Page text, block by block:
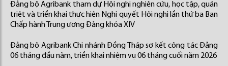
Đảng bộ Agribank tham dự Hội nghị nghiên cứu, học tập, quán
triệt và triển khai thực hiện Nghị quyết Hội nghị lần thứ ba Ban
Chấp hành Trung ương Đảng khóa XIV
Đảng bộ Agribank Chi nhánh Đồng Tháp sơ kết công tác Đảng
06 tháng đầu năm, triển khai nhiệm vụ 06 tháng cuối năm 2026